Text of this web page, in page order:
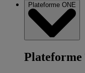
Plateforme ONE
Plateforme